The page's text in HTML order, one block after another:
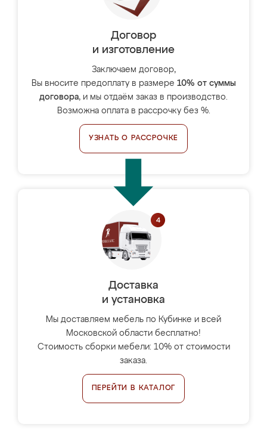
Договор
и изготовление
Заключаем договор,
Вы вносите предоплату в размере 10% от суммы
договора, и мы отдаём заказ в производство.
Возможна оплата в рассрочку без %.
УЗНАТЬ О РАССРОЧКЕ
Доставка
и установка
Мы доставляем мебель по Кубинке и всей
Московской области бесплатно!
Стоимость сборки мебели: 10% от стоимости
заказа.
ПЕРЕЙТИ В КАТАЛОГ